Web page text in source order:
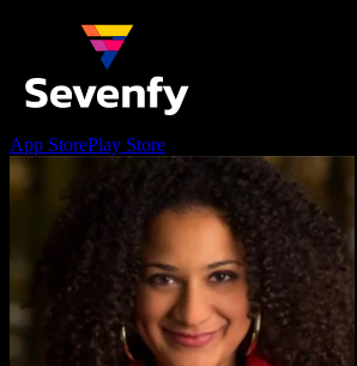
App StorePlay Store